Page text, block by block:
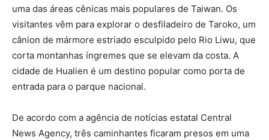
uma das áreas cênicas mais populares de Taiwan. Os
visitantes vêm para explorar o desfiladeiro de Taroko, um
cânion de mármore estriado esculpido pelo Rio Liwu, que
corta montanhas íngremes que se elevam da costa. A
cidade de Hualien é um destino popular como porta de
entrada para o parque nacional.
De acordo com a agência de notícias estatal Central
News Agency, três caminhantes ficaram presos em uma